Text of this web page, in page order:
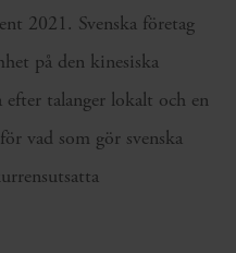
2021. Svenska företag
på den kinesiska
talanger lokalt och en
vad som gör svenska